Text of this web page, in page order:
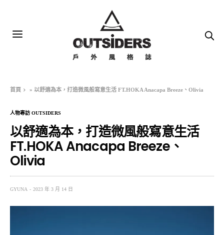
首頁 »以舒適為本，打造微風般寫意生活 FT.HOKA Anacapa Breeze、Olivia
人物專訪 OUTSIDERS
以舒適為本，打造微風般寫意生活
FT.HOKA Anacapa Breeze、
Olivia
GYUNA 2023 年 3 月 14 日